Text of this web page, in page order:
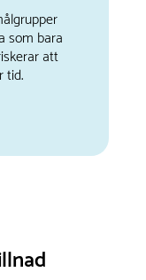
som bara
att
tid.